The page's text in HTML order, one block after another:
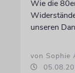
Wie die
unseren
von Sophie